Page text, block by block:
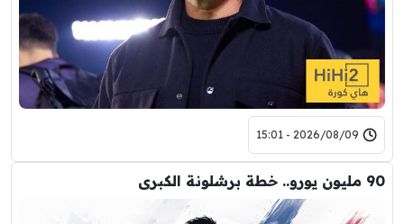
2026/08/09 - 15:01
90 مليون يورو.. خطة برشلونة الكبرى